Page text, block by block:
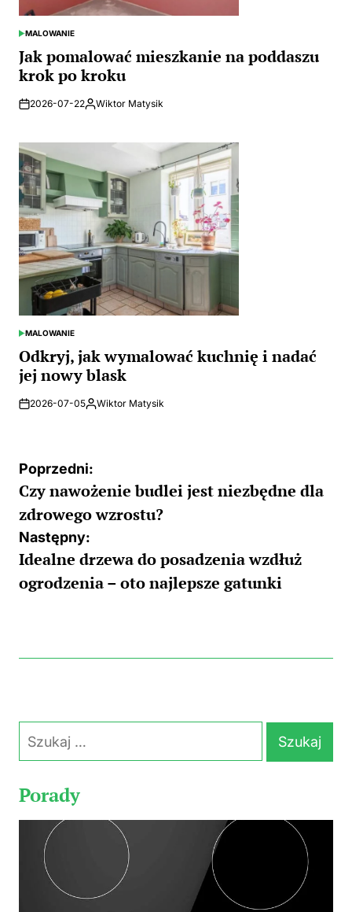
POSTED
IN
MALOWANIE
Jak pomalować mieszkanie na poddaszu
krok po kroku
2026-07-22Posted
Wiktor Matysik
POSTED
IN
MALOWANIE
Odkryj, jak wymalować kuchnię i nadać
jej nowy blask
2026-07-05Posted
Wiktor Matysik
Nawigacja
wpisu
Poprzedni:
Czy nawożenie budlei jest niezbędne dla
zdrowego wzrostu?
Następny:
Idealne drzewa do posadzenia wzdłuż
ogrodzenia – oto najlepsze gatunki
Porady